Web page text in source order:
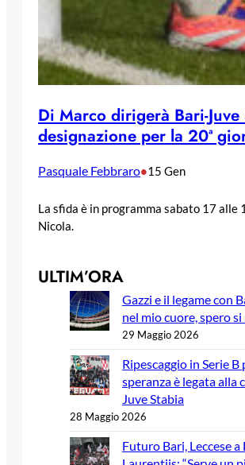
Di Marco dirigerà Bari-Juve
designazione per la 20ª
Pasquale Febbraro•15 Gen
La sfida è in programma sabato 17 alle
Nicola.
ULTIM’ORA
Gazzi e il legame con
nel mio cuore, spero
29 Maggio 2026
Ripescaggio in Serie B
speranza è legata alla
Juve Stabia
28 Maggio 2026
Futuro Bari, Leccese a